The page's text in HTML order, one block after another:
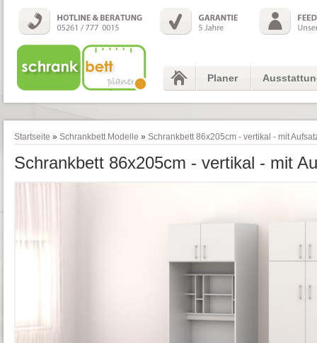
Planer
Startseite » Schrankbett Modelle » Schrankbett 86x205cm - vertikal - mit
Schrankbett 86x205cm - vertikal - mit